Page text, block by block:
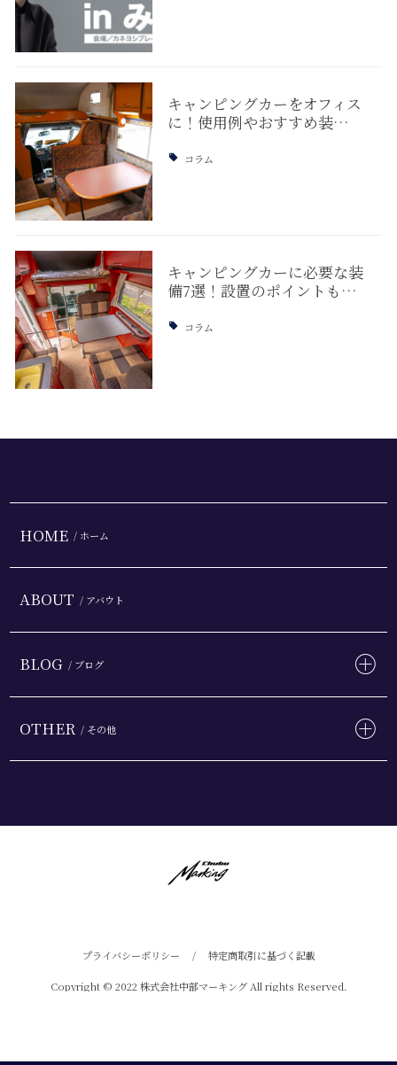
キャンピングカーをオフィス
に！使用例やおすすめ装…
コラム
キャンピングカーに必要な装
備7選！設置のポイントも…
コラム
HOME / ホーム
ABOUT / アバウト
BLOG / ブログ
OTHER / その他
プライバシーポリシー / 特定商取引に基づく記載
Copyright © 2022 株式会社中部マーキング All rights Reserved.